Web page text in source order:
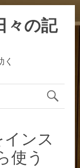
の記
ンス
使う